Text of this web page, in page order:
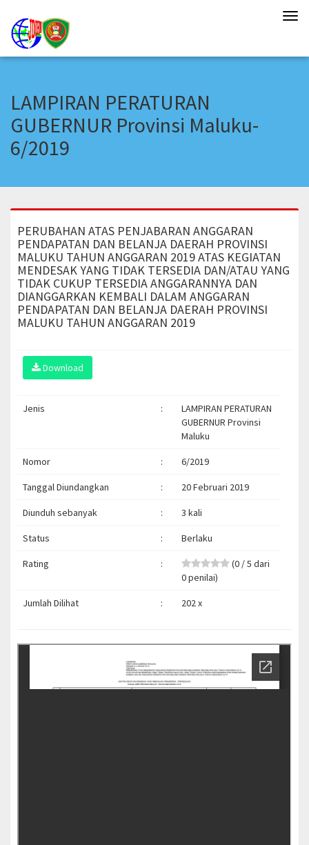
LAMPIRAN PERATURAN
GUBERNUR Provinsi Maluku-
6/2019
PERUBAHAN ATAS PENJABARAN ANGGARAN
PENDAPATAN DAN BELANJA DAERAH PROVINSI
MALUKU TAHUN ANGGARAN 2019 ATAS KEGIATAN
MENDESAK YANG TIDAK TERSEDIA DAN/ATAU YANG
TIDAK CUKUP TERSEDIA ANGGARANNYA DAN
DIANGGARKAN KEMBALI DALAM ANGGARAN
PENDAPATAN DAN BELANJA DAERAH PROVINSI
MALUKU TAHUN ANGGARAN 2019
Download
Jenis :
LAMPIRAN PERATURAN
GUBERNUR Provinsi
Maluku
Nomor : 6/2019
Tanggal Diundangkan : 20 Februari 2019
Diunduh sebanyak : 3 kali
Status : Berlaku
Rating :
(0 / 5 dari
0 penilai)
Jumlah Dilihat : 202 x